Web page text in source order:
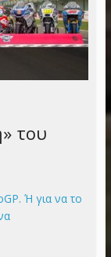
του
Ή για να το